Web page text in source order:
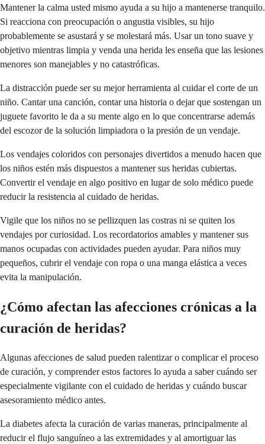
Mantener la calma usted mismo ayuda a su hijo a mantenerse tranquilo.
Si reacciona con preocupación o angustia visibles, su hijo
probablemente se asustará y se molestará más. Usar un tono suave y
objetivo mientras limpia y venda una herida les enseña que las lesiones
menores son manejables y no catastróficas.
La distracción puede ser su mejor herramienta al cuidar el corte de un
niño. Cantar una canción, contar una historia o dejar que sostengan un
juguete favorito le da a su mente algo en lo que concentrarse además
del escozor de la solución limpiadora o la presión de un vendaje.
Los vendajes coloridos con personajes divertidos a menudo hacen que
los niños estén más dispuestos a mantener sus heridas cubiertas.
Convertir el vendaje en algo positivo en lugar de solo médico puede
reducir la resistencia al cuidado de heridas.
Vigile que los niños no se pellizquen las costras ni se quiten los
vendajes por curiosidad. Los recordatorios amables y mantener sus
manos ocupadas con actividades pueden ayudar. Para niños muy
pequeños, cubrir el vendaje con ropa o una manga elástica a veces
evita la manipulación.
¿Cómo afectan las afecciones crónicas a la
curación de heridas?
Algunas afecciones de salud pueden ralentizar o complicar el proceso
de curación, y comprender estos factores lo ayuda a saber cuándo ser
especialmente vigilante con el cuidado de heridas y cuándo buscar
asesoramiento médico antes.
La diabetes afecta la curación de varias maneras, principalmente al
reducir el flujo sanguíneo a las extremidades y al amortiguar las